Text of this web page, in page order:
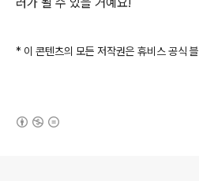
* 이 콘텐츠의 모든 저작권은 휴비스 공식